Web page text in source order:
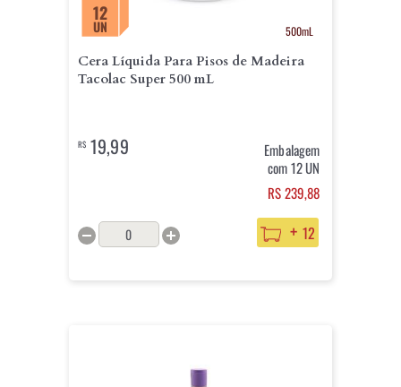
12
UN 500mL
Cera Líquida Para Pisos de Madeira
Tacolac Super 500 mL
R$19,99
Embalagem
com 12 UN
RS 239,88
+ 12